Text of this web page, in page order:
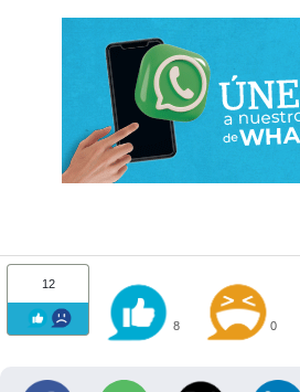
12
8 0